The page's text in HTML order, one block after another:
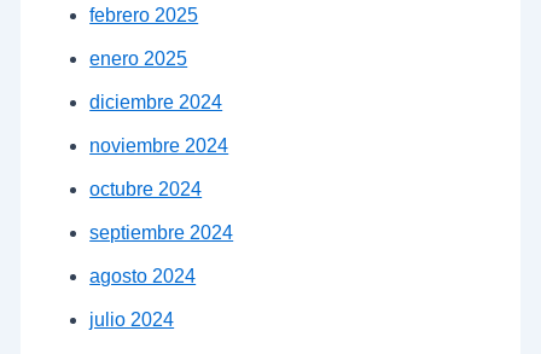
febrero 2025
enero 2025
diciembre 2024
noviembre 2024
octubre 2024
septiembre 2024
agosto 2024
julio 2024